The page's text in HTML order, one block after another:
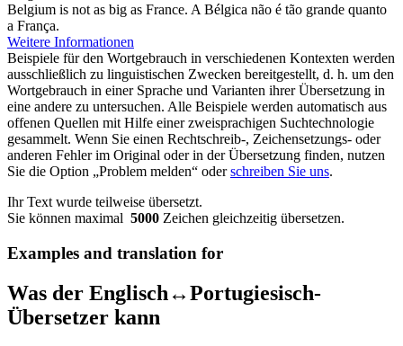
Belgium is not as big as France. A Bélgica não é tão grande quanto
a França.
Weitere Informationen
Beispiele für den Wortgebrauch in verschiedenen Kontexten werden
ausschließlich zu linguistischen Zwecken bereitgestellt, d. h. um den
Wortgebrauch in einer Sprache und Varianten ihrer Übersetzung in
eine andere zu untersuchen. Alle Beispiele werden automatisch aus
offenen Quellen mit Hilfe einer zweisprachigen Suchtechnologie
gesammelt. Wenn Sie einen Rechtschreib-, Zeichensetzungs- oder
anderen Fehler im Original oder in der Übersetzung finden, nutzen
Sie die Option „Problem melden“ oderschreiben Sie uns.
Ihr Text wurde teilweise übersetzt.
Sie können maximal 5000 Zeichen gleichzeitig übersetzen.
Examples and translation for
Was der Englisch↔Portugiesisch-
Übersetzer kann